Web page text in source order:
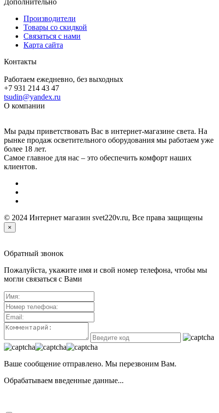
Производители
Товары со скидкой
Связаться с нами
Карта сайта
Контакты
Работаем ежедневно, без выходных
+7 931 214 43 47
tsudin@yandex.ru
О компании
Мы рады приветствовать Вас в интернет-магазине света. На
рынке продаж осветительного оборудования мы работаем уже
более 18 лет.
Самое главное для нас – это обеспечить комфорт наших
клиентов.
© 2024 Интернет магазин svet220v.ru, Все права защищены
×
Обратный звонок
Пожалуйста, укажите имя и свой номер телефона, чтобы мы
могли связаться с Вами
Ваше сообщение отправлено. Мы перезвоним Вам.
Обрабатываем введенные данные...